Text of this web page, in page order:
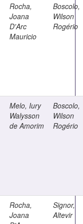
Rocha,
Joana
D'Arc
Mauricio
Boscolo,
Wilson
Rogério
Melo, Iury
Walysson
de Amorim
Boscolo,
Wilson
Rogério
Rocha,
Joana
Signor,
Altevir